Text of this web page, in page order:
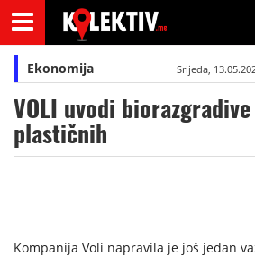
Ekonomija Srijeda,
VOLI uvodi
plastičnih
Kompanija Voli napravila je još jedan